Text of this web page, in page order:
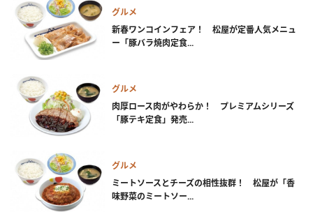
グルメ
新春ワンコインフェア！ 松屋が定番人気メニュ
ー「豚バラ焼肉定食...
グルメ
肉厚ロース肉がやわらか！ プレミアムシリーズ
「豚テキ定食」発売...
グルメ
ミートソースとチーズの相性抜群！ 松屋が「香
味野菜のミートソー...